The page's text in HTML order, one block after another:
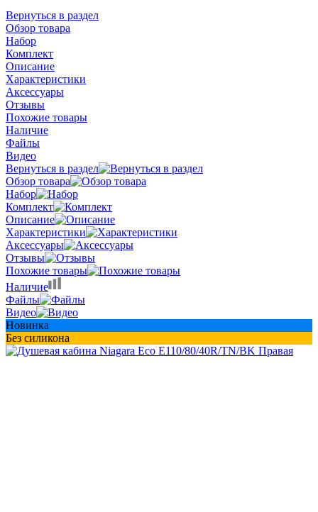
Вернуться в раздел
Обзор товара
Набор
Комплект
Описание
Характеристики
Аксессуары
Отзывы
Похожие товары
Наличие
Файлы
Видео
Вернуться в раздел
Обзор товара
Набор
Комплект
Описание
Характеристики
Аксессуары
Отзывы
Похожие товары
Наличие
Файлы
Видео
Новинка
Без силикона